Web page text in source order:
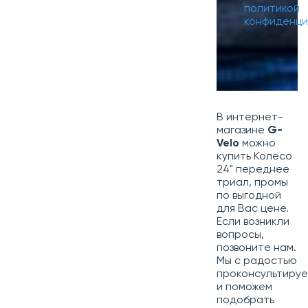
политикой
В интернет-
магазине G-
Velo можно
купить Колесо
24" переднее
триал, промы
по выгодной
для Вас цене.
Если возникли
вопросы,
позвоните нам.
Мы с радостью
и поможем
подобрать